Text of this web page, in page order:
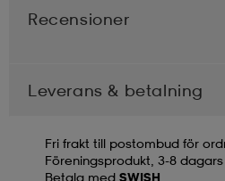
Recensioner
Leverans & betalning
Fri frakt till postombud för
Föreningsprodukt, 3-8
Betala med SWISH